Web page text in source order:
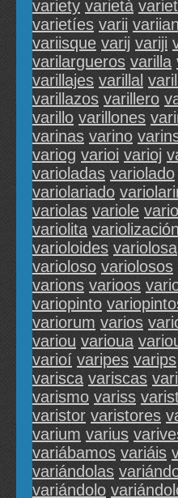
variety varietà
varietíes varii variian
variisque varij variji
varilargueros varilla
varillajes varillal
varillazos varillero
varillo varillones
varinas varino
variog varioi varioj
varioladas variolado
variolariado
variolas variole
variolita variolización
varioloides variolosa
varioloso variolosos
varions varioos
variopinto
variorum varios
variou varioua
varioí varipes varips
varisca variscas
varismo variss
varistor varistores
varium varius
variábamos variáis
variándolas
variándolo